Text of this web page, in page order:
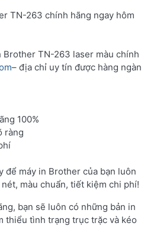
TN-263 chính hãng ngay hôm
Brother TN-263 laser màu chính
– địa chỉ uy tín được hàng ngàn
100%
ràng
để máy in Brother của bạn luôn
màu chuẩn, tiết kiệm chi phí!
bạn sẽ luôn có những bản in
thiểu tình trạng trục trặc và kéo